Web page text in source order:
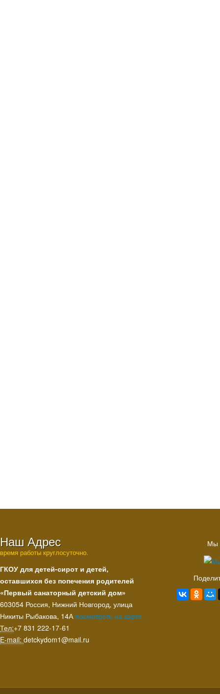
Наш Адрес
время работы круглосуточно.
ГКОУ для детей-сирот и детей,
оставшихся без попечения родителей
«Первый санаторный детский дом»
603054 Россия, Нижний Новгород, улица
Никиты Рыбакова, 14А посмотреть на карте
Тел:+7 831 222‑17-61
E-mail: detckydom1@mail.ru
Мы